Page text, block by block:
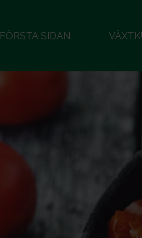
FÖRSTA SIDAN